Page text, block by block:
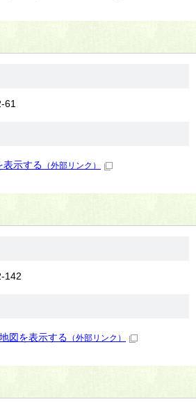
61
表示する （外部リンク）
142
図を表示する （外部リンク）